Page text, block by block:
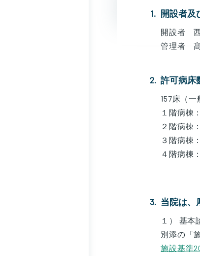
開設者及
開設者
管理者
許可病床
157床（
１階病棟
２階病棟
３階病棟
４階病棟
当院は、
１） 基本
別添の「
施設基準